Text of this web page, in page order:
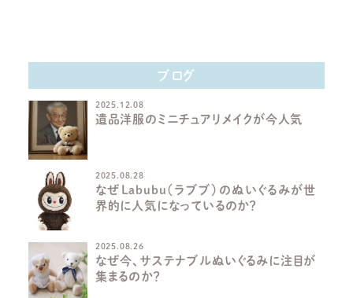
ブログ
2025.12.08
遺品洋服のミニチュアリメイクが今人気
2025.08.28
なぜLabubu（ラブブ）のぬいぐるみが世
界的に人気になっているのか？
2025.08.26
なぜ今、サステナブルぬいぐるみに注目が
集まるのか？